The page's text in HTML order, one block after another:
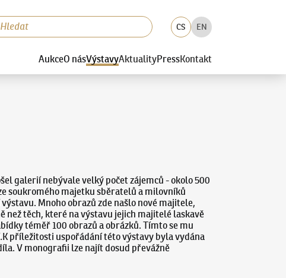
CS EN
AukceO násVýstavyAktualityPressKontakt
galerií nebývale velký počet zájemců - okolo 500
soukromého majetku sběratelů a milovníků
Mnoho obrazů zde našlo nové majitele,
než těch, které na výstavu jejich majitelé laskavě
téměř 100 obrazů a obrázků. Tímto se mu
příležitosti uspořádání této výstavy byla vydána
V monografii lze najít dosud převážně